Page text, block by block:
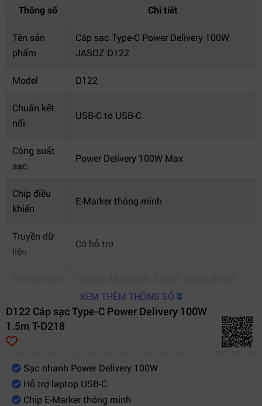
Thông số Chi tiết
Tên sản
phẩm
Cáp sạc Type-C Power Delivery 100W
JASOZ D122
Model D122
Chuẩn kết
nối
USB-C to USB-C
Công suất
sạc
Power Delivery 100W Max
Chip điều
khiển
E-Marker thông minh
Truyền dữ
liệu
Có hỗ trợ
Chất liệu
dây
Vỏ bọc cao cấp chống đứt gãy
Ứng dụng
Thương
hiệu
JASOZ
XEM THÊM THÔNG SỐ
D122 Cáp sạc Type-C Power Delivery 100W
1.5m T-D218
Sạc nhanh Power Delivery 100W
Hỗ trợ laptop USB-C
Chip E-Marker thông minh